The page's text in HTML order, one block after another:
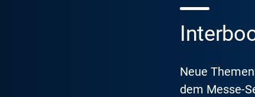
Neue
dem Messe-